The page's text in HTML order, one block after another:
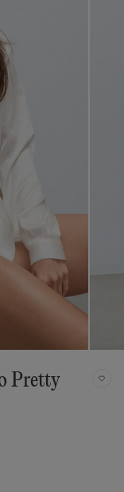
Pretty